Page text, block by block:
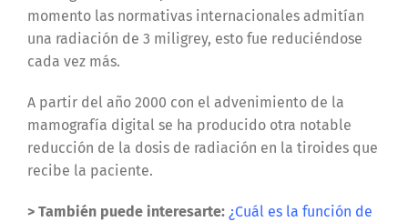
momento las normativas internacionales admitían
una radiación de 3 miligrey, esto fue reduciéndose
cada vez más.
A partir del año 2000 con el advenimiento de la
mamografía digital se ha producido otra notable
reducción de la dosis de radiación en la tiroides que
recibe la paciente.
> También puede interesarte: ¿Cuál es la función de